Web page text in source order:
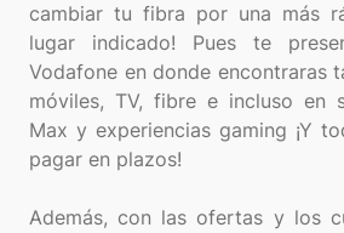
cambiar tu fibra por una más
lugar indicado! Pues te
Vodafone en donde encontraras
móviles, TV, fibre e incluso en
Max y experiencias gaming ¡Y
pagar en plazos!
Además, con las ofertas y los